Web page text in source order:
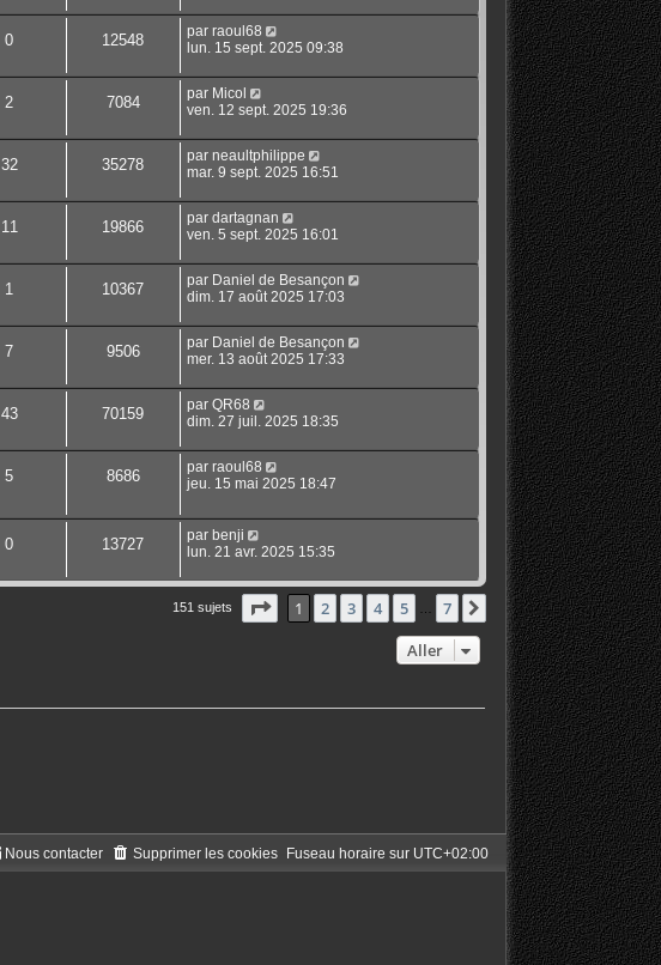
0 12548 par raoul68
lun. 15 sept. 2025 09:38
2 7084 par Micol
ven. 12 sept. 2025 19:36
32 35278 par neaultphilippe
mar. 9 sept. 2025 16:51
11 19866 par dartagnan
ven. 5 sept. 2025 16:01
1 10367 par Daniel de Besançon
dim. 17 août 2025 17:03
7 9506 par Daniel de Besançon
mer. 13 août 2025 17:33
43 70159 par QR68
dim. 27 juil. 2025 18:35
5 8686 par raoul68
jeu. 15 mai 2025 18:47
0 13727 par benji
lun. 21 avr. 2025 15:35
151 sujets Page sur7
1 2 3 4 5 7 Suivant
Aller
Fuseau horaire sur UTC+02:00
Supprimer les cookies
Nous contacter